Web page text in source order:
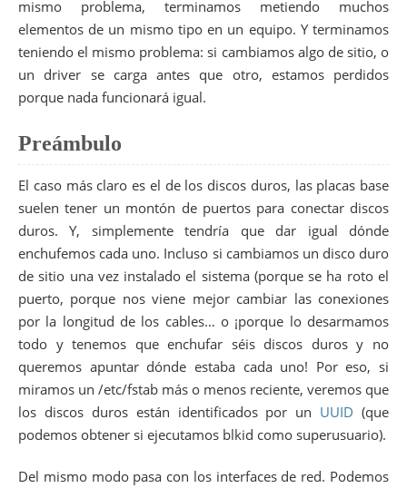
mismo problema, terminamos metiendo muchos
elementos de un mismo tipo en un equipo. Y terminamos
teniendo el mismo problema: si cambiamos algo de sitio, o
un driver se carga antes que otro, estamos perdidos
porque nada funcionará igual.
Preámbulo
El caso más claro es el de los discos duros, las placas base
suelen tener un montón de puertos para conectar discos
duros. Y, simplemente tendría que dar igual dónde
enchufemos cada uno. Incluso si cambiamos un disco duro
de sitio una vez instalado el sistema (porque se ha roto el
puerto, porque nos viene mejor cambiar las conexiones
por la longitud de los cables… o ¡porque lo desarmamos
todo y tenemos que enchufar séis discos duros y no
queremos apuntar dónde estaba cada uno! Por eso, si
miramos un /etc/fstab más o menos reciente, veremos que
los discos duros están identificados por un UUID (que
podemos obtener si ejecutamos blkid como superusuario).
Del mismo modo pasa con los interfaces de red. Podemos